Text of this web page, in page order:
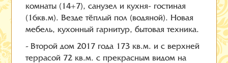
комнаты (14+7), санузел и кухня- гостиная
(16кв.м). Везде тёплый пол (водяной). Новая
мебель, кухонный гарнитур, бытовая техника.
- Второй дом 2017 года 173 кв.м. и с верхней
террасой 72 кв.м. с прекрасным видом на